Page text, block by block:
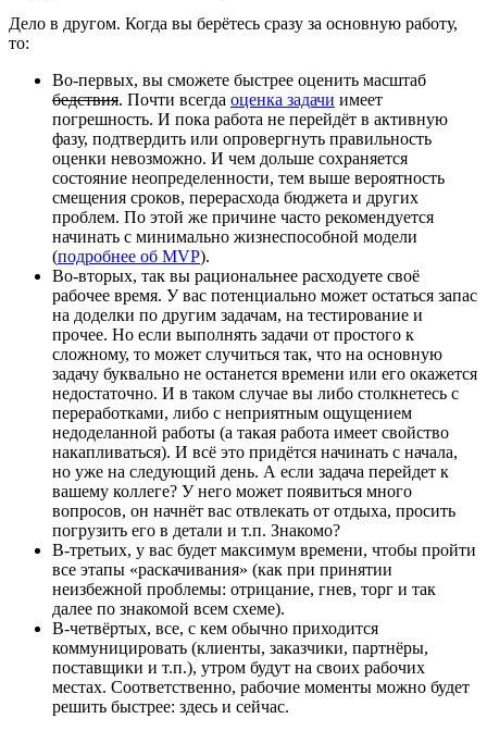
Дело в другом. Когда вы берётесь сразу за основную работу,
то:
Во-первых, вы сможете быстрее оценить масштаб
бедствия. Почти всегда оценка задачи имеет
погрешность. И пока работа не перейдёт в активную
фазу, подтвердить или опровергнуть правильность
оценки невозможно. И чем дольше сохраняется
состояние неопределенности, тем выше вероятность
смещения сроков, перерасхода бюджета и других
проблем. По этой же причине часто рекомендуется
начинать с минимально жизнеспособной модели
(подробнее об MVP).
Во-вторых, так вы рациональнее расходуете своё
рабочее время. У вас потенциально может остаться запас
на доделки по другим задачам, на тестирование и
прочее. Но если выполнять задачи от простого к
сложному, то может случиться так, что на основную
задачу буквально не останется времени или его окажется
недостаточно. И в таком случае вы либо столкнетесь с
переработками, либо с неприятным ощущением
недоделанной работы (а такая работа имеет свойство
накапливаться). И всё это придётся начинать с начала,
но уже на следующий день. А если задача перейдет к
вашему коллеге? У него может появиться много
вопросов, он начнёт вас отвлекать от отдыха, просить
погрузить его в детали и т.п. Знакомо?
В-третьих, у вас будет максимум времени, чтобы пройти
все этапы «раскачивания» (как при принятии
неизбежной проблемы: отрицание, гнев, торг и так
далее по знакомой всем схеме).
В-четвёртых, все, с кем обычно приходится
коммуницировать (клиенты, заказчики, партнёры,
поставщики и т.п.), утром будут на своих рабочих
местах. Соответственно, рабочие моменты можно будет
решить быстрее: здесь и сейчас.